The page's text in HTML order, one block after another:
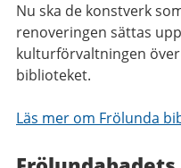
Nu ska de konstverk
renoveringen sättas
kulturförvaltningen
biblioteket.
Läs mer om Frölunda